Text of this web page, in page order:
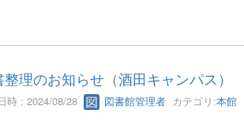
理のお知らせ（酒田キャンパス）
時 : 2024/08/28 図書館管理者カテゴリ:本館